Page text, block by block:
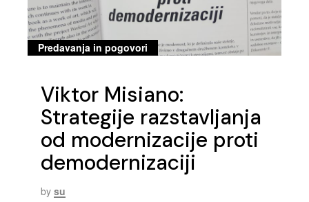
Predavanja in pogovori
Viktor Misiano:
Strategije razstavljanja
od modernizacije proti
demodernizaciji
by su